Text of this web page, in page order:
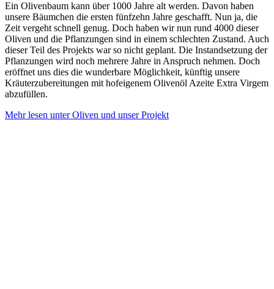
Ein Olivenbaum kann über 1000 Jahre alt werden. Davon haben
unsere Bäumchen die ersten fünfzehn Jahre geschafft. Nun ja, die
Zeit vergeht schnell genug. Doch haben wir nun rund 4000 dieser
Oliven und die Pflanzungen sind in einem schlechten Zustand. Auch
dieser Teil des Projekts war so nicht geplant. Die Instandsetzung der
Pflanzungen wird noch mehrere Jahre in Anspruch nehmen. Doch
eröffnet uns dies die wunderbare Möglichkeit, künftig unsere
Kräuterzubereitungen mit hofeigenem Olivenöl Azeite Extra Virgem
abzufüllen.
Mehr lesen unter Oliven und unser Projekt